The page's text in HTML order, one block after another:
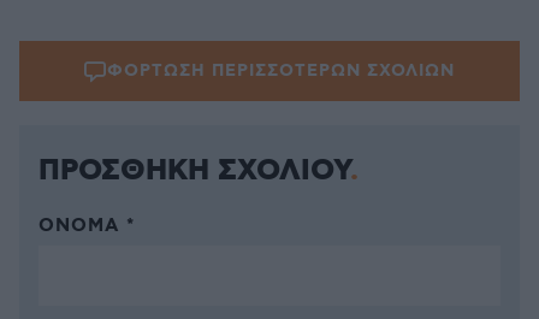
ΦΟΡΤΩΣΗ ΠΕΡΙΣΣΟΤΕΡΩΝ ΣΧΟΛΙΩΝ
ΠΡΟΣΘΗΚΗ ΣΧΟΛΙΟΥ
ΌΝΟΜΑ *